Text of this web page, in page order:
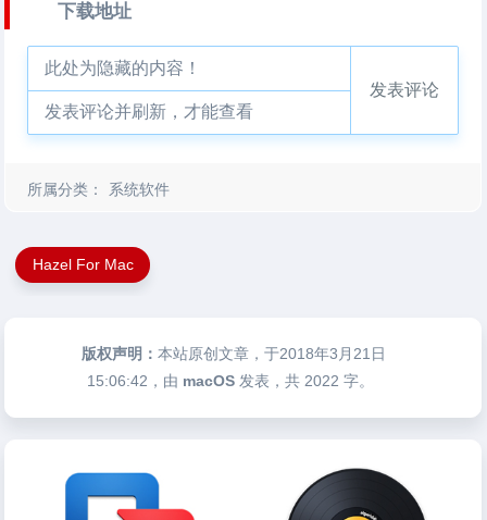
下载地址
此处为隐藏的内容！
发表评论并刷新，才能查看
发表评论
所属分类： 系统软件
Hazel For Mac
版权声明：本站原创文章，于2018年3月21日
15:06:42 ，由 macOS 发表，共 2022 字。